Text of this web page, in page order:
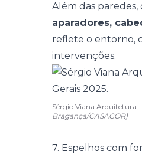
Além das
aparadores,
reflete o entorno,
intervenções.
Sérgio Viana Arquitetura
Bragança/CASACOR)
7. Espelhos com